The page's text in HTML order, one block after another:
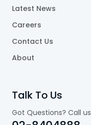
Latest News
Careers
Contact Us
About
Talk To Us
Got Questions? Call us